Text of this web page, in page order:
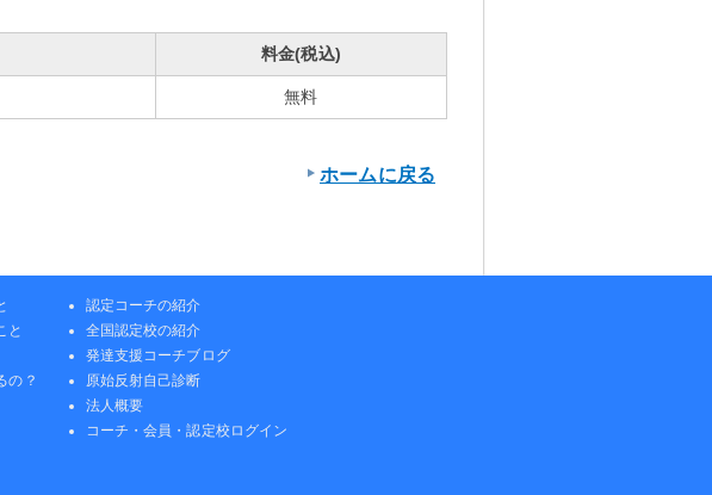
料金(税込)
無料
ホームに戻る
と
の？
認定コーチの紹介
全国認定校の紹介
発達支援コーチブログ
原始反射自己診断
法人概要
コーチ・会員・認定校ログイン